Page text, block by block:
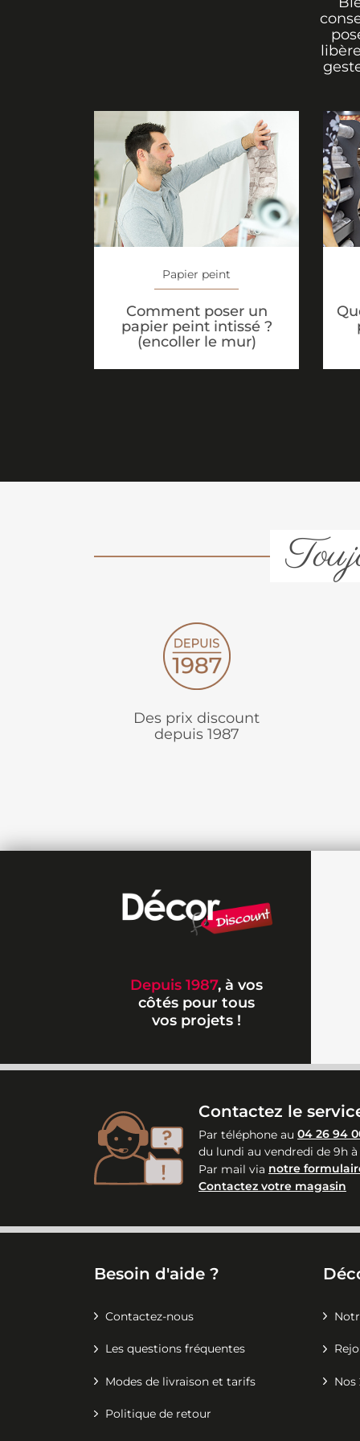
Papier peint
Comment poser un
papier peint intissé ?
(encoller le mur)
Des prix discount
depuis 1987
Depuis 1987, à vos
côtés pour tous
vos projets !
Contactez le
Par téléphone au 04 26 94
du lundi au vendredi de 9h à
Par mail via notre
Contactez votre magasin
Besoin d'aide ?
Contactez-nous
Les questions fréquentes
Modes de livraison et tarifs
Politique de retour
Nos